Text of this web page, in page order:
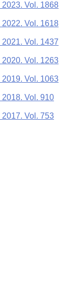
Vol. 1868
Vol. 1618
Vol. 1437
Vol. 1263
Vol. 1063
Vol. 910
Vol. 753